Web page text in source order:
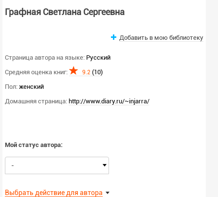
Графная Светлана Сергеевна
Добавить в мою библиотеку
Страница автора на языке: Русский
Средняя оценка книг:
9.2 (10)
Пол: женский
Домашняя страница: http://www.diary.ru/~injarra/
Мой статус автора:
-
Выбрать действие для автора